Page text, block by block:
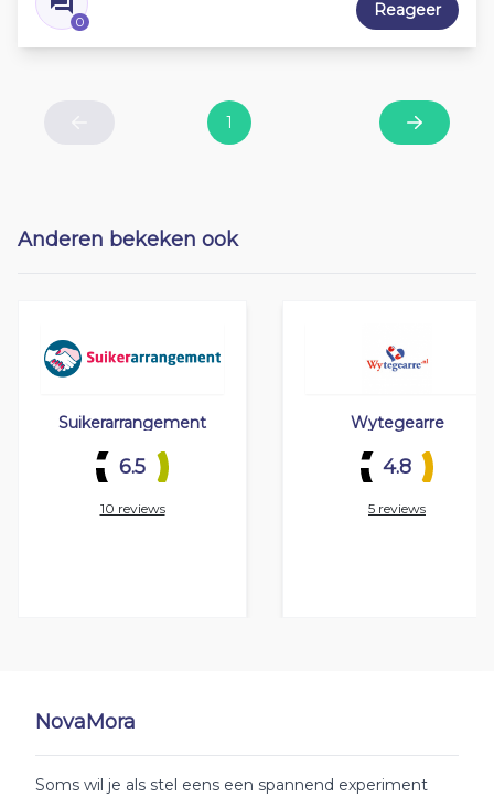
NovaMora
Soms wil je als stel eens een spannend experiment
0
Reageer
1 Next
Anderen bekeken ook
Suikerarrangement
6.5
10 reviews
Wytegearre
4.8
5 reviews